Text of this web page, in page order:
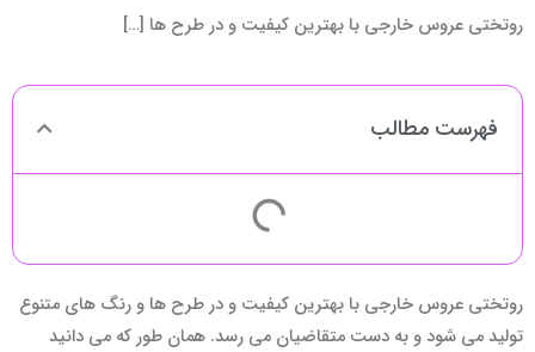
روتختی عروس خارجی با بهترین کیفیت و در طرح ها […]
فهرست مطالب
روتختی عروس خارجی با بهترین کیفیت و در طرح ها و رنگ های متنوع
تولید می شود و به دست متقاضیان می رسد. همان طور که می دانید